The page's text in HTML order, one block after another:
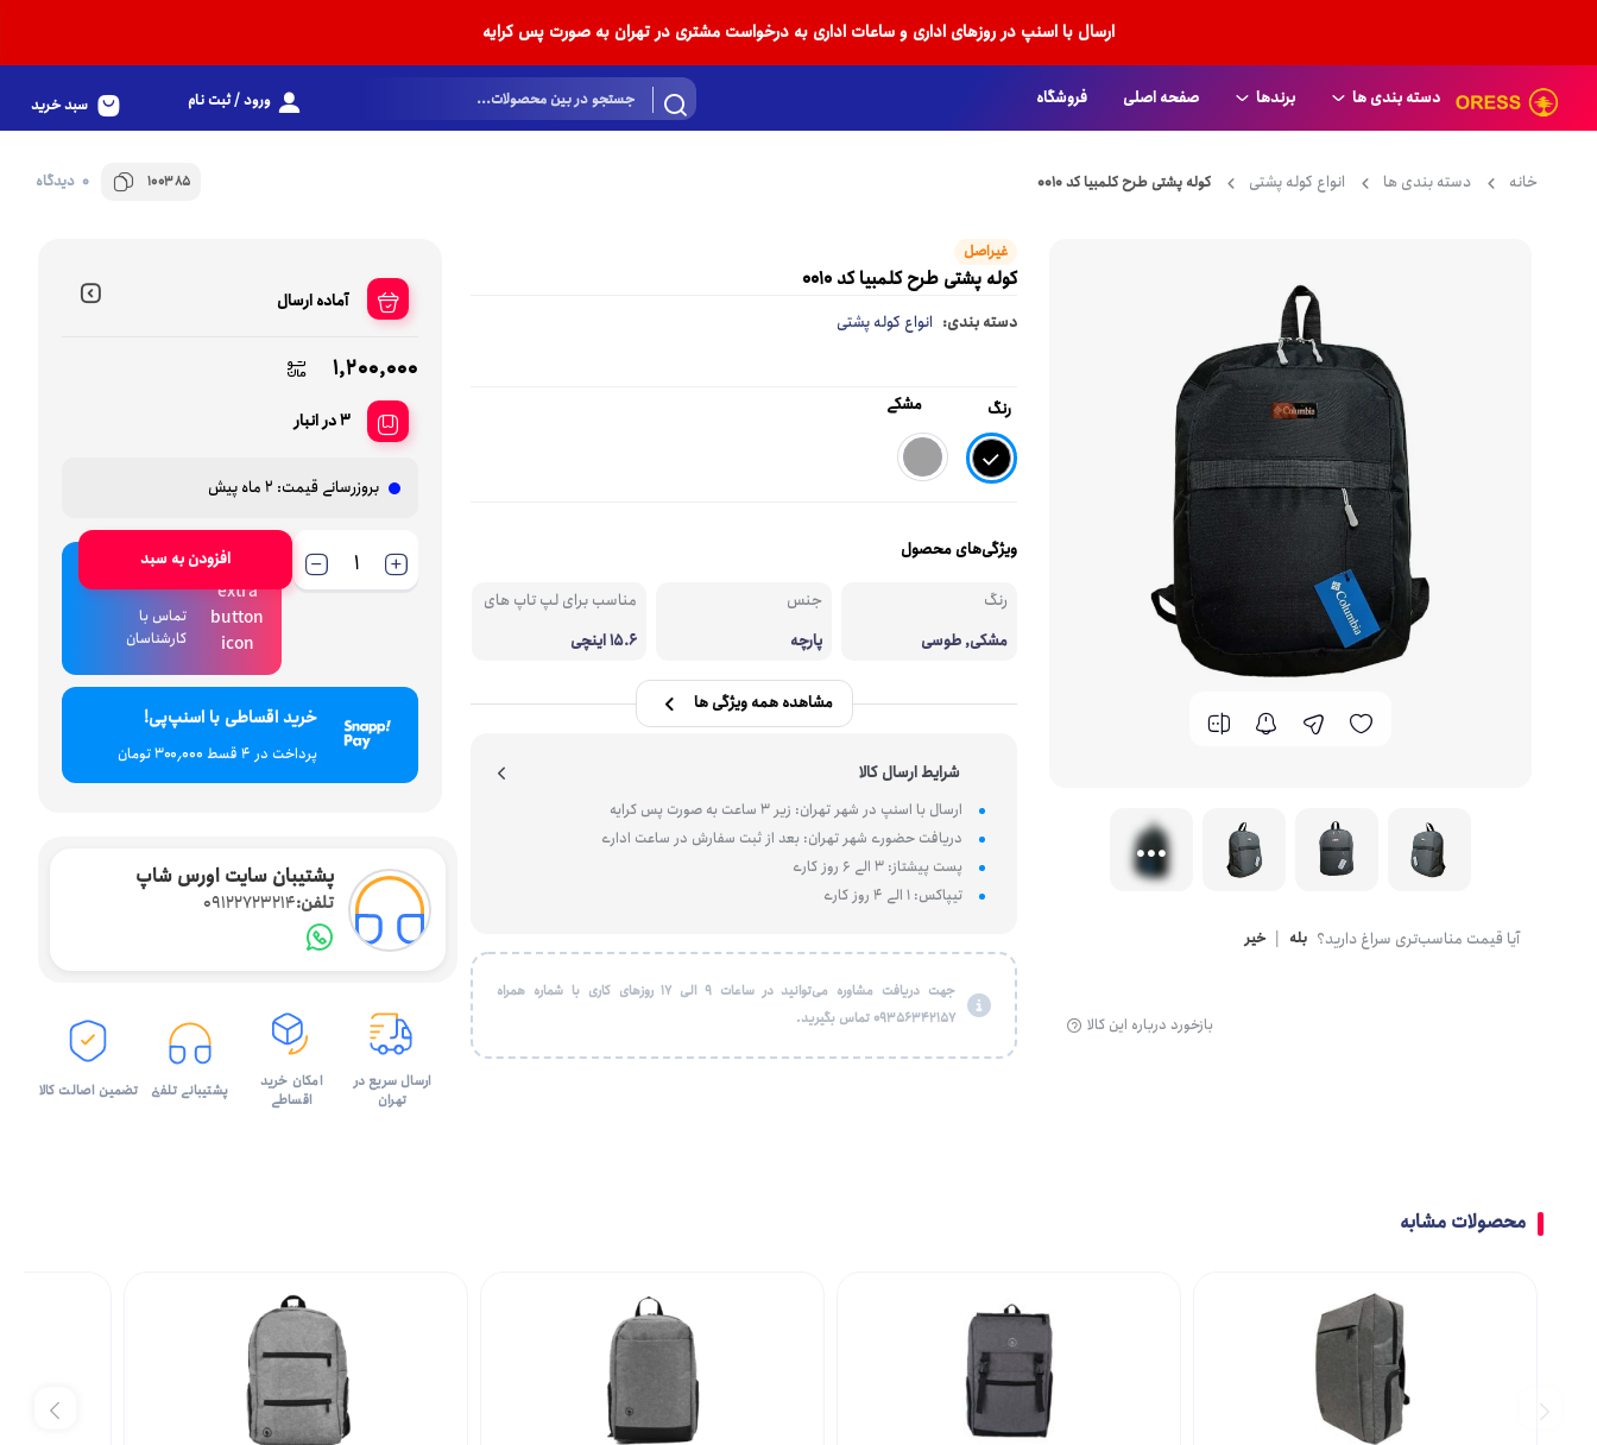
ارسال با اسنپ در روزهای اداری و ساعات اداری به درخواست مشتری در تهران به صورت پس کرایه
دسته بندی ها
کیف دستی چرمی
انواع کوله پشتی
کوله پشتی زنانه
کوله کوهنوردی
ساک و کیف سفری
چمدان و کاور
لوازم جانبی دیجیتال
اکسسوری دکوری
برندها
Bange
benetton
Camel
CARIBOU
Crumpler
DeepCool
صفحه اصلی فروشگاه ورود / ثبت نام سبد خرید
خانه دسته بندی ها انواع کوله پشتی کوله پشتی طرح کلمبیا کد 0010 100385 0 دیدگاه
آیا قیمت مناسب‌تری سراغ دارید؟ بله خیر
بازخورد درباره این کالا
غیراصل
کوله پشتی طرح کلمبیا کد 0010
دسته بندی: انواع کوله پشتی
رنگ مشکی
ویژگی‌های محصول
رنگ
مشکی, طوسی
جنس
پارچه
مناسب برای لپ تاپ های
15.6 اینچی
مشاهده همه ویژگی ها
شرایط ارسال کالا
ارسال با اسنپ در شهر تهران: زیر 3 ساعت به صورت پس کرایه
دریافت حضوری شهر تهران: بعد از ثبت سفارش در ساعت اداری
پست پیشتاز: 3 الی 6 روز کاری
تیپاکس: 1 الی 4 روز کاری
جهت دریافت مشاوره می‌توانید در ساعات 9 الی 17 روزهای کاری با شماره همراه
09356342157 تماس بگیرید.
آماده ارسال
1,200,000
3 در انبار
بروزرسانی قیمت: 2 ماه پیش
افزودن به سبد
تماس با
کارشناسان
خرید اقساطی با اسنپ‌پی!
پرداخت در 4 قسط ۳۰۰٬۰۰۰ تومان
پشتیبان سایت اورس شاپ
تلفن:09122723214
ارسال سریع در
تهران
امکان خرید
اقساطی
پشتیبانی تلفنی تضمین اصالت کالا
محصولات مشابه